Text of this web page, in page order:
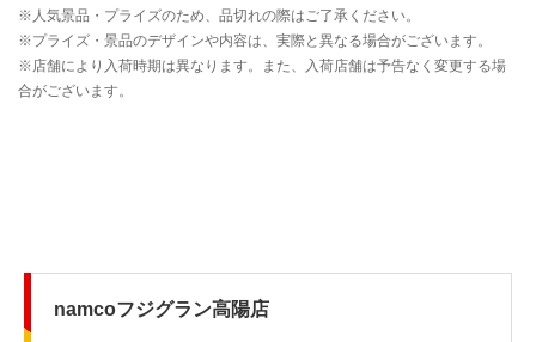
namcoフジグラン高陽店